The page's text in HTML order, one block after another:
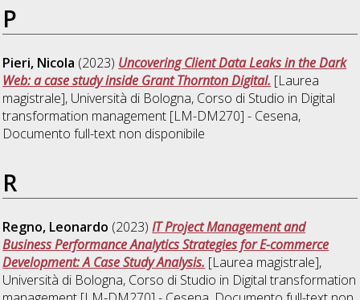
P
Pieri, Nicola (2023) Uncovering Client Data Leaks in the Dark
Web: a case study inside Grant Thornton Digital. [Laurea
magistrale], Università di Bologna, Corso di Studio in Digital
transformation management [LM-DM270] - Cesena,
Documento full-text non disponibile
R
Regno, Leonardo (2023)IT Project Management and
Business Performance Analytics Strategies for E-commerce
Development: A Case Study Analysis. [Laurea magistrale],
Università di Bologna, Corso di Studio in Digital transformation